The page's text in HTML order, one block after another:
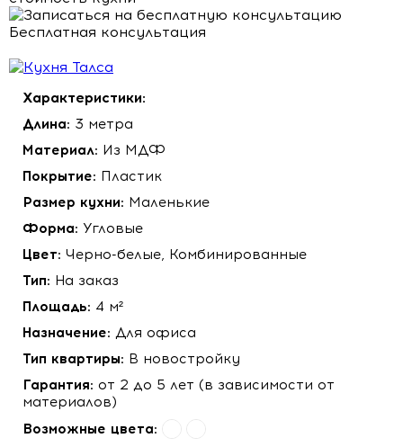
Бесплатная консультация
Характеристики:
Длина: 3 метра
Материал: Из МДФ
Покрытие: Пластик
Размер кухни: Маленькие
Форма: Угловые
Цвет: Черно-белые, Комбинированные
Тип: На заказ
Площадь: 4 м²
Назначение: Для офиса
Тип квартиры: В новостройку
Гарантия: от 2 до 5 лет (в зависимости от
материалов)
Возможные цвета: